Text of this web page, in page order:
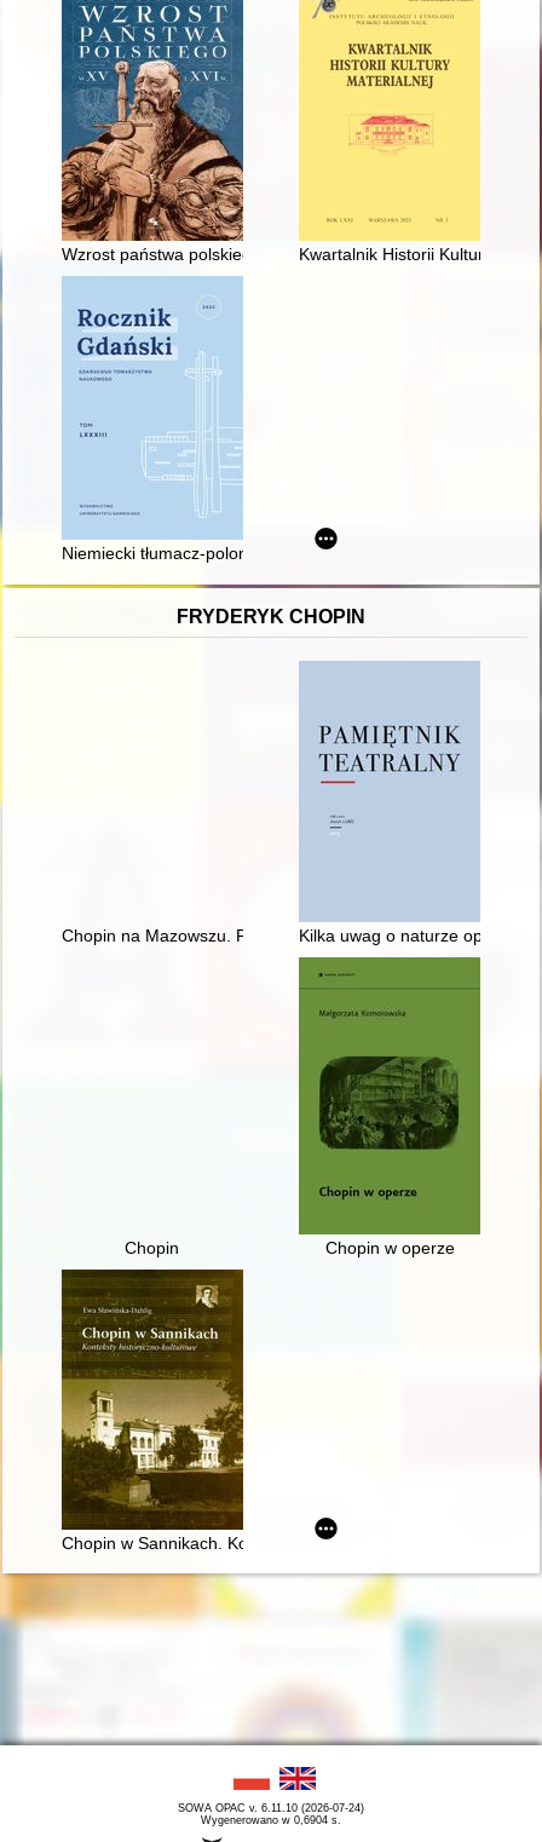
Wzrost państwa polskiego w XV i XVI w. : Polska na
Kwartalnik Historii Kultury
Niemiecki tłumacz-polonofil Heinrich Nitschmann (1826-
FRYDERYK CHOPIN
Chopin na Mazowszu. Przewodnik po miejscach historycznych
Kilka uwag o naturze opery,
Chopin Chopin w operze
Chopin w Sannikach. Konteksty historyczno-kulturowe
SOWA OPAC v. 6.11.10 (2026-07-24)
Wygenerowano w 0,6904 s.